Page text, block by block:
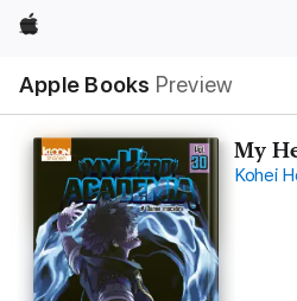
Apple
Apple Books Preview
lokaal
navigatiemenu
My
Kohei